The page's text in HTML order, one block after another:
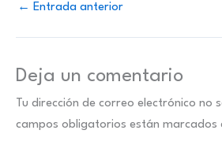
← Entrada anterior
Deja un comentario
Tu dirección de correo electrónico no
campos obligatorios están marcados